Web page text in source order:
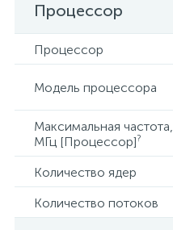
Процессор
Процессор
Модель процессора
Максимальная частота,
МГц [Процессор]?
Количество ядер
Количество потоков